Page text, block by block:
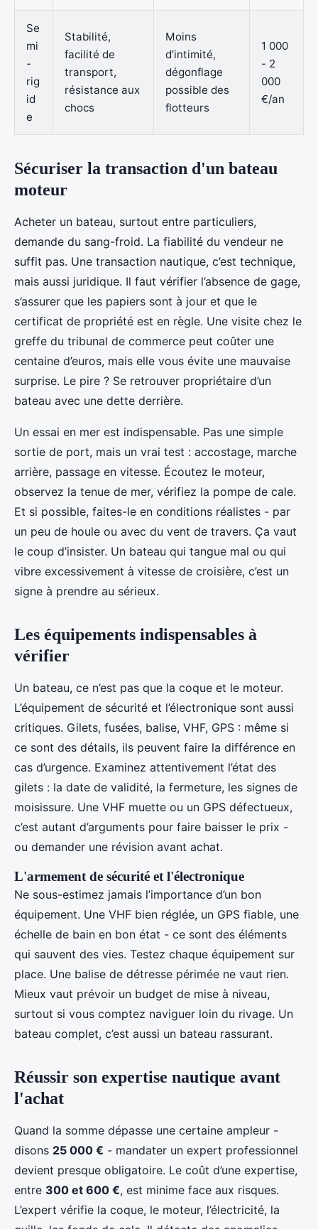
Se
mi
-
rig
id
e
Stabilité,
facilité de
transport,
résistance aux
chocs
Moins
d’intimité,
dégonflage
possible des
flotteurs
1 000
- 2
000
€/an
Sécuriser la transaction d'un bateau
moteur
Acheter un bateau, surtout entre particuliers,
demande du sang-froid. La fiabilité du vendeur ne
suffit pas. Une transaction nautique, c’est technique,
mais aussi juridique. Il faut vérifier l’absence de gage,
s’assurer que les papiers sont à jour et que le
certificat de propriété est en règle. Une visite chez le
greffe du tribunal de commerce peut coûter une
centaine d’euros, mais elle vous évite une mauvaise
surprise. Le pire ? Se retrouver propriétaire d’un
bateau avec une dette derrière.
Un essai en mer est indispensable. Pas une simple
sortie de port, mais un vrai test : accostage, marche
arrière, passage en vitesse. Écoutez le moteur,
observez la tenue de mer, vérifiez la pompe de cale.
Et si possible, faites-le en conditions réalistes - par
un peu de houle ou avec du vent de travers. Ça vaut
le coup d’insister. Un bateau qui tangue mal ou qui
vibre excessivement à vitesse de croisière, c’est un
signe à prendre au sérieux.
Les équipements indispensables à
vérifier
Un bateau, ce n’est pas que la coque et le moteur.
L’équipement de sécurité et l’électronique sont aussi
critiques. Gilets, fusées, balise, VHF, GPS : même si
ce sont des détails, ils peuvent faire la différence en
cas d’urgence. Examinez attentivement l’état des
gilets : la date de validité, la fermeture, les signes de
moisissure. Une VHF muette ou un GPS défectueux,
c’est autant d’arguments pour faire baisser le prix -
ou demander une révision avant achat.
L'armement de sécurité et l'électronique
Ne sous-estimez jamais l’importance d’un bon
équipement. Une VHF bien réglée, un GPS fiable, une
échelle de bain en bon état - ce sont des éléments
qui sauvent des vies. Testez chaque équipement sur
place. Une balise de détresse périmée ne vaut rien.
Mieux vaut prévoir un budget de mise à niveau,
surtout si vous comptez naviguer loin du rivage. Un
bateau complet, c’est aussi un bateau rassurant.
Réussir son expertise nautique avant
l'achat
Quand la somme dépasse une certaine ampleur -
disons 25 000 € - mandater un expert professionnel
devient presque obligatoire. Le coût d’une expertise,
entre 300 et 600 €, est minime face aux risques.
L’expert vérifie la coque, le moteur, l’électricité, la